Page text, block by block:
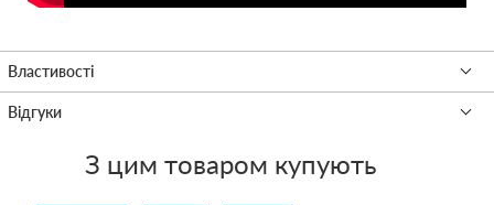
З цим товаром купують